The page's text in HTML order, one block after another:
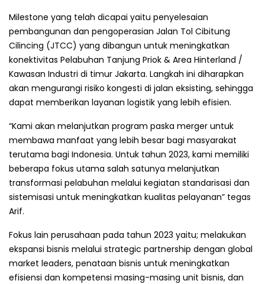
Milestone yang telah dicapai yaitu penyelesaian
pembangunan dan pengoperasian Jalan Tol Cibitung
Cilincing (JTCC) yang dibangun untuk meningkatkan
konektivitas Pelabuhan Tanjung Priok & Area Hinterland /
Kawasan Industri di timur Jakarta. Langkah ini diharapkan
akan mengurangi risiko kongesti di jalan eksisting, sehingga
dapat memberikan layanan logistik yang lebih efisien.
“Kami akan melanjutkan program paska merger untuk
membawa manfaat yang lebih besar bagi masyarakat
terutama bagi Indonesia. Untuk tahun 2023, kami memiliki
beberapa fokus utama salah satunya melanjutkan
transformasi pelabuhan melalui kegiatan standarisasi dan
sistemisasi untuk meningkatkan kualitas pelayanan” tegas
Arif.
Fokus lain perusahaan pada tahun 2023 yaitu; melakukan
ekspansi bisnis melalui strategic partnership dengan global
market leaders, penataan bisnis untuk meningkatkan
efisiensi dan kompetensi masing-masing unit bisnis, dan